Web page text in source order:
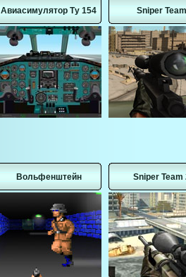
Авиасимулятор Ту 154 Sniper Team
Вольфенштейн Sniper Team